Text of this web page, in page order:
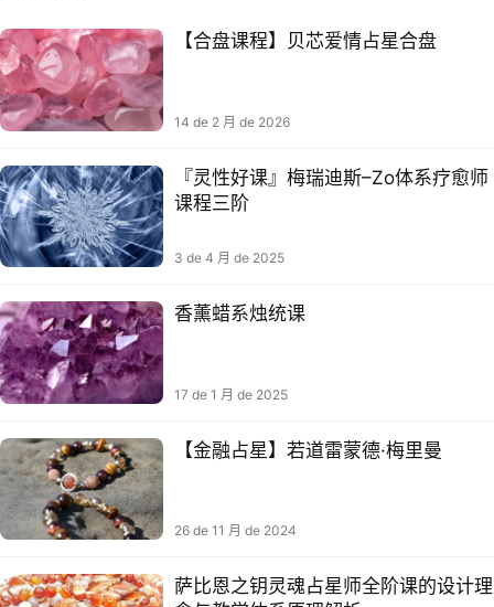
【合盘课程】贝芯爱情占星合盘
14 de 2 月 de 2026
『灵性好课』梅瑞迪斯–Zo体系疗愈师
课程三阶
3 de 4 月 de 2025
香薰蜡系烛‬统课
17 de 1 月 de 2025
【金融占星】若道雷蒙德·梅里曼
26 de 11 月 de 2024
萨比恩之钥灵魂占星师全阶课的设计理